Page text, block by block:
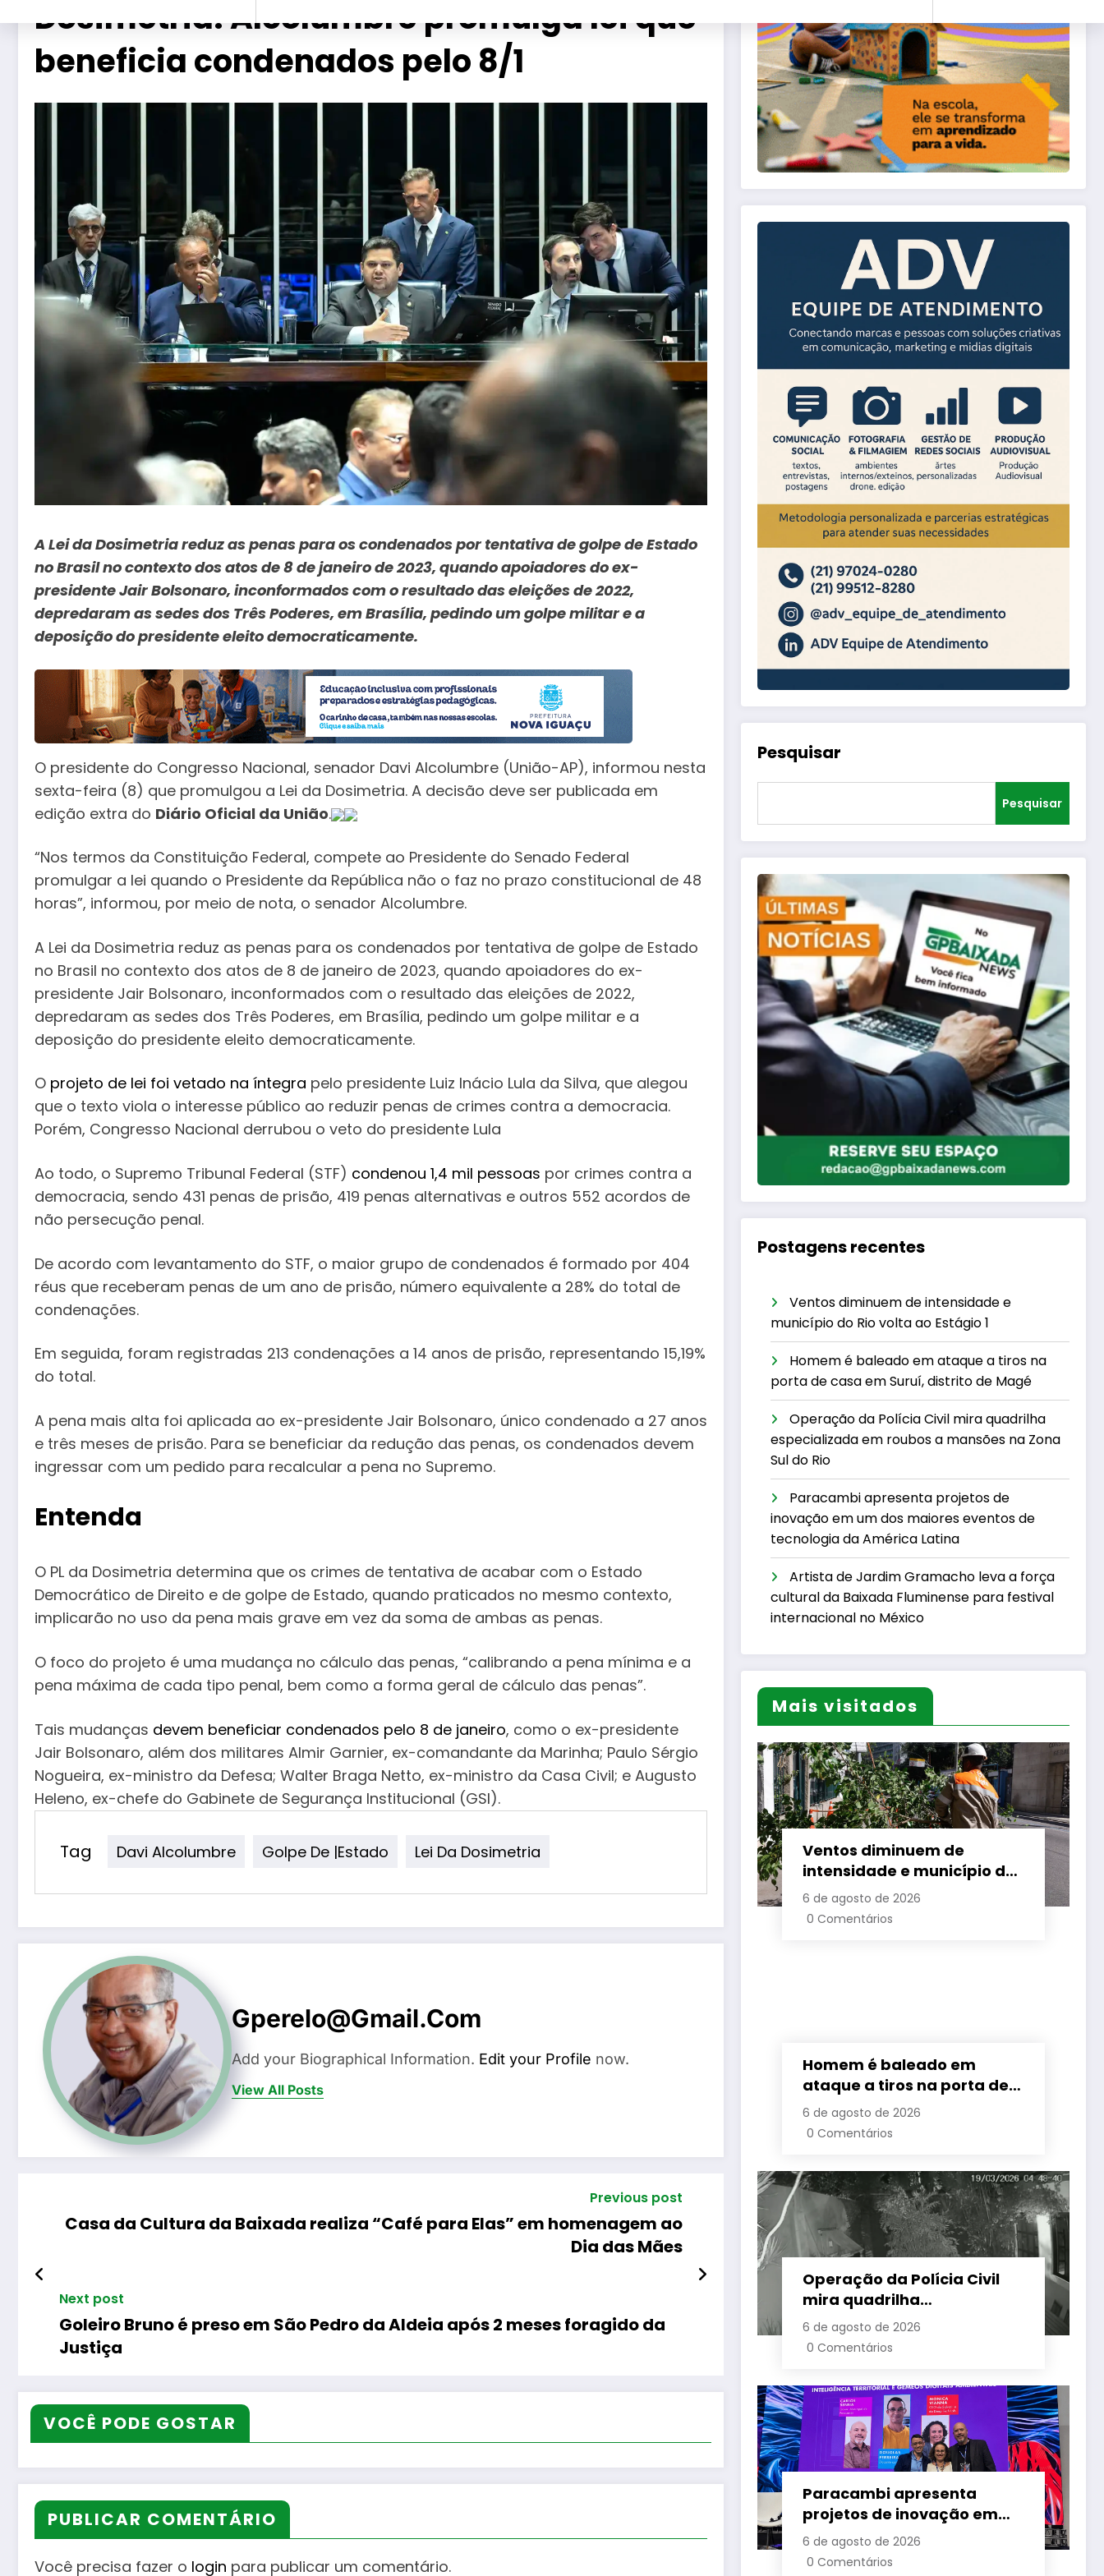
Dosimetria: Alcolumbre promulga lei que
beneficia condenados pelo 8/1
A Lei da Dosimetria reduz as penas para os condenados por tentativa de golpe de Estado
no Brasil no contexto dos atos de 8 de janeiro de 2023, quando apoiadores do ex-
presidente Jair Bolsonaro, inconformados com o resultado das eleições de 2022,
depredaram as sedes dos Três Poderes, em Brasília, pedindo um golpe militar e a
deposição do presidente eleito democraticamente.
O presidente do Congresso Nacional, senador Davi Alcolumbre (União-AP), informou nesta
sexta-feira (8) que promulgou a Lei da Dosimetria. A decisão deve ser publicada em
edição extra do Diário Oficial da União.
“Nos termos da Constituição Federal, compete ao Presidente do Senado Federal
promulgar a lei quando o Presidente da República não o faz no prazo constitucional de 48
horas”, informou, por meio de nota, o senador Alcolumbre.
A Lei da Dosimetria reduz as penas para os condenados por tentativa de golpe de Estado
no Brasil no contexto dos atos de 8 de janeiro de 2023, quando apoiadores do ex-
presidente Jair Bolsonaro, inconformados com o resultado das eleições de 2022,
depredaram as sedes dos Três Poderes, em Brasília, pedindo um golpe militar e a
deposição do presidente eleito democraticamente.
O projeto de lei foi vetado na íntegra pelo presidente Luiz Inácio Lula da Silva, que alegou
que o texto viola o interesse público ao reduzir penas de crimes contra a democracia.
Porém, Congresso Nacional derrubou o veto do presidente Lula
Ao todo, o Supremo Tribunal Federal (STF) condenou 1,4 mil pessoas por crimes contra a
democracia, sendo 431 penas de prisão, 419 penas alternativas e outros 552 acordos de
não persecução penal.
De acordo com levantamento do STF, o maior grupo de condenados é formado por 404
réus que receberam penas de um ano de prisão, número equivalente a 28% do total de
condenações.
Em seguida, foram registradas 213 condenações a 14 anos de prisão, representando 15,19%
do total.
A pena mais alta foi aplicada ao ex-presidente Jair Bolsonaro, único condenado a 27 anos
e três meses de prisão. Para se beneficiar da redução das penas, os condenados devem
ingressar com um pedido para recalcular a pena no Supremo.
Entenda
O PL da Dosimetria determina que os crimes de tentativa de acabar com o Estado
Democrático de Direito e de golpe de Estado, quando praticados no mesmo contexto,
implicarão no uso da pena mais grave em vez da soma de ambas as penas.
O foco do projeto é uma mudança no cálculo das penas, “calibrando a pena mínima e a
pena máxima de cada tipo penal, bem como a forma geral de cálculo das penas”.
Tais mudanças devem beneficiar condenados pelo 8 de janeiro, como o ex-presidente
Jair Bolsonaro, além dos militares Almir Garnier, ex-comandante da Marinha; Paulo Sérgio
Nogueira, ex-ministro da Defesa; Walter Braga Netto, ex-ministro da Casa Civil; e Augusto
Heleno, ex-chefe do Gabinete de Segurança Institucional (GSI).
Tag Davi Alcolumbre Golpe De |Estado Lei Da Dosimetria
Gperelo@gmail.com
Add your Biographical Information. Edit your Profile now.
View All Posts
Previous post
Casa da Cultura da Baixada realiza “Café para Elas” em homenagem ao
Dia das Mães
Next post
Goleiro Bruno é preso em São Pedro da Aldeia após 2 meses foragido da
Justiça
VOCÊ PODE GOSTAR
PUBLICAR COMENTÁRIO
Você precisa fazer o login para publicar um comentário.
Pesquisar
Pesquisar
Postagens recentes
Ventos diminuem de intensidade e
município do Rio volta ao Estágio 1
Homem é baleado em ataque a tiros na
porta de casa em Suruí, distrito de Magé
Operação da Polícia Civil mira quadrilha
especializada em roubos a mansões na Zona
Sul do Rio
Paracambi apresenta projetos de
inovação em um dos maiores eventos de
tecnologia da América Latina
Artista de Jardim Gramacho leva a força
cultural da Baixada Fluminense para festival
internacional no México
Mais visitados
Ventos diminuem de
intensidade e município do
Rio volta ao Estágio 1
6 de agosto de 2026
0 Comentários
Homem é baleado em
ataque a tiros na porta de
casa em Suruí, distrito de
Magé
6 de agosto de 2026
0 Comentários
Operação da Polícia Civil
mira quadrilha
especializada em roubos a
mansões na Zona Sul do Rio
6 de agosto de 2026
0 Comentários
Paracambi apresenta
projetos de inovação em
um dos maiores eventos de
tecnologia da América
6 de agosto de 2026
0 Comentários